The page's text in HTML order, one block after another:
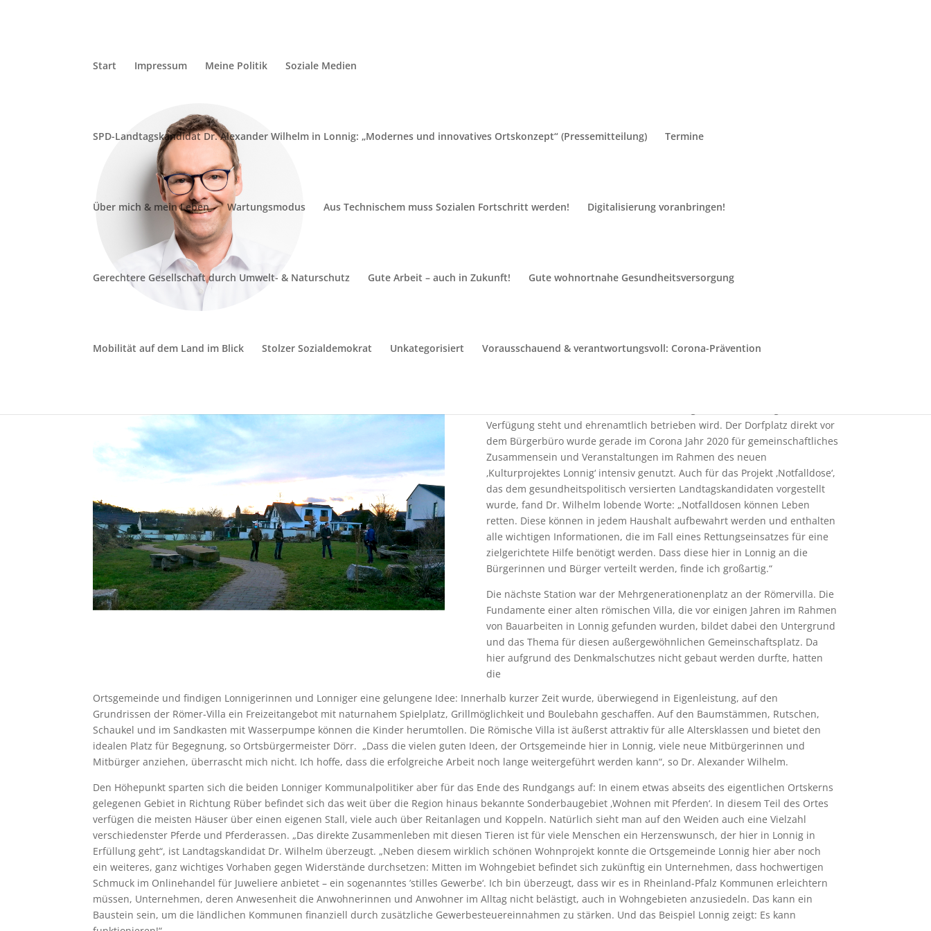
Start Impressum Meine Politik Soziale Medien
SPD-Landtagskandidat Dr. Alexander Wilhelm in Lonnig: „Modernes und innovatives Ortskonzept“ (Pressemitteilung) Termine
Über mich & mein Leben Wartungsmodus Aus Technischem muss Sozialen Fortschritt werden! Digitalisierung voranbringen!
Gerechtere Gesellschaft durch Umwelt- & Naturschutz Gute Arbeit – auch in Zukunft! Gute wohnortnahe Gesundheitsversorgung
Mobilität auf dem Land im Blick Stolzer Sozialdemokrat Unkategorisiert Vorausschauend & verantwortungsvoll: Corona-Prävention
SPD-Landtagskandidat Dr. Alexander Wilhelm in Lonnig: „Modernes und innovatives Ortskonzept“
Ratsmitglied Alexander Heß und Ortsbürgermeister Stefan Dörr stellen Dr. Wilhelm Projekte vor Ort vor
Landtagskandidaten Dr. Alexander Wilhelm, Staatssekretär, auf Einladung
Anschluss begeistert: „Die Projekte, die Bürgermeister Dörr und der
Attraktivität der Gemeinde für neue Mitbürgerinnen und Mitbürger.“
Verfügung steht und ehrenamtlich betrieben wird. Der Dorfplatz direkt vor
dem Bürgerbüro wurde gerade im Corona Jahr 2020 für gemeinschaftliches
Zusammensein und Veranstaltungen im Rahmen des neuen
‚Kulturprojektes Lonnig‘ intensiv genutzt. Auch für das Projekt ‚Notfalldose‘,
das dem gesundheitspolitisch versierten Landtagskandidaten vorgestellt
wurde, fand Dr. Wilhelm lobende Worte: „Notfalldosen können Leben
retten. Diese können in jedem Haushalt aufbewahrt werden und enthalten
alle wichtigen Informationen, die im Fall eines Rettungseinsatzes für eine
zielgerichtete Hilfe benötigt werden. Dass diese hier in Lonnig an die
Bürgerinnen und Bürger verteilt werden, finde ich großartig.“
Die nächste Station war der Mehrgenerationenplatz an der Römervilla. Die
Fundamente einer alten römischen Villa, die vor einigen Jahren im Rahmen
von Bauarbeiten in Lonnig gefunden wurden, bildet dabei den Untergrund
und das Thema für diesen außergewöhnlichen Gemeinschaftsplatz. Da
hier aufgrund des Denkmalschutzes nicht gebaut werden durfte, hatten
die
Ortsgemeinde und findigen Lonnigerinnen und Lonniger eine gelungene Idee: Innerhalb kurzer Zeit wurde, überwiegend in Eigenleistung, auf den
Grundrissen der Römer-Villa ein Freizeitangebot mit naturnahem Spielplatz, Grillmöglichkeit und Boulebahn geschaffen. Auf den Baumstämmen, Rutschen,
Schaukel und im Sandkasten mit Wasserpumpe können die Kinder herumtollen. Die Römische Villa ist äußerst attraktiv für alle Altersklassen und bietet den
idealen Platz für Begegnung, so Ortsbürgermeister Dörr. „Dass die vielen guten Ideen, der Ortsgemeinde hier in Lonnig, viele neue Mitbürgerinnen und
Mitbürger anziehen, überrascht mich nicht. Ich hoffe, dass die erfolgreiche Arbeit noch lange weitergeführt werden kann“, so Dr. Alexander Wilhelm.
Den Höhepunkt sparten sich die beiden Lonniger Kommunalpolitiker aber für das Ende des Rundgangs auf: In einem etwas abseits des eigentlichen Ortskerns
gelegenen Gebiet in Richtung Rüber befindet sich das weit über die Region hinaus bekannte Sonderbaugebiet ‚Wohnen mit Pferden‘. In diesem Teil des Ortes
verfügen die meisten Häuser über einen eigenen Stall, viele auch über Reitanlagen und Koppeln. Natürlich sieht man auf den Weiden auch eine Vielzahl
verschiedenster Pferde und Pferderassen. „Das direkte Zusammenleben mit diesen Tieren ist für viele Menschen ein Herzenswunsch, der hier in Lonnig in
Erfüllung geht“, ist Landtagskandidat Dr. Wilhelm überzeugt. „Neben diesem wirklich schönen Wohnprojekt konnte die Ortsgemeinde Lonnig hier aber noch
ein weiteres, ganz wichtiges Vorhaben gegen Widerstände durchsetzen: Mitten im Wohngebiet befindet sich zukünftig ein Unternehmen, dass hochwertigen
Schmuck im Onlinehandel für Juweliere anbietet – ein sogenanntes ’stilles Gewerbe‘. Ich bin überzeugt, dass wir es in Rheinland-Pfalz Kommunen erleichtern
müssen, Unternehmen, deren Anwesenheit die Anwohnerinnen und Anwohner im Alltag nicht belästigt, auch in Wohngebieten anzusiedeln. Das kann ein
Baustein sein, um die ländlichen Kommunen finanziell durch zusätzliche Gewerbesteuereinnahmen zu stärken. Und das Beispiel Lonnig zeigt: Es kann